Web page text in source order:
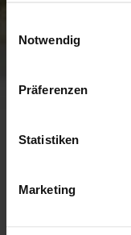
Notwendig
Präferenzen
Statistiken
Marketing
Der Kunstthemenweg